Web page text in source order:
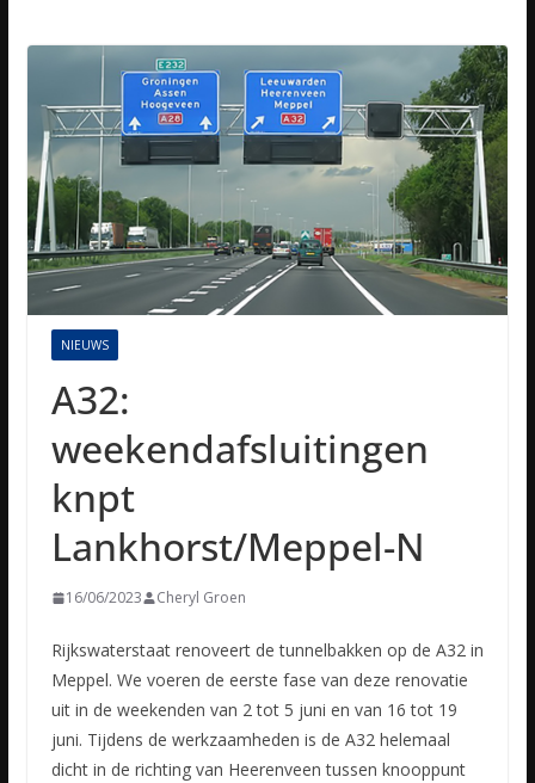
NIEUWS
A32:
weekendafsluitingen
knpt
Lankhorst/Meppel-N
16/06/2023 Cheryl Groen
Rijkswaterstaat renoveert de tunnelbakken op de A32 in
Meppel. We voeren de eerste fase van deze renovatie
uit in de weekenden van 2 tot 5 juni en van 16 tot 19
juni. Tijdens de werkzaamheden is de A32helemaal
dicht in de richting van Heerenveen tussen knooppunt